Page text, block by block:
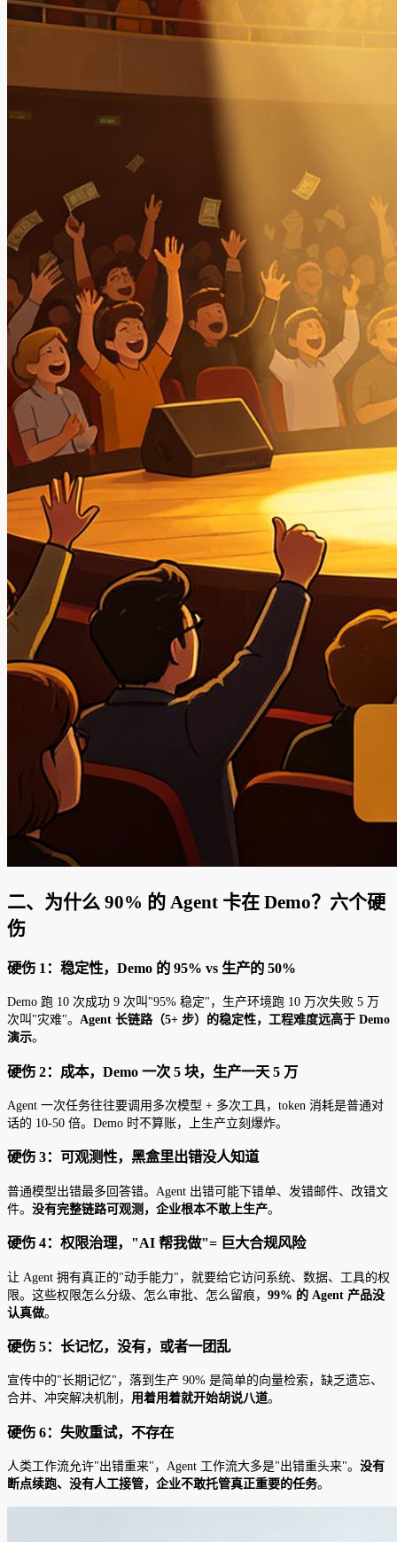
二、为什么 90% 的 Agent 卡在 Demo？六个硬
伤
硬伤 1：稳定性，Demo 的 95% vs 生产的 50%
Demo 跑 10 次成功 9 次叫"95% 稳定"，生产环境跑 10 万次失败 5 万
次叫"灾难"。 Agent 长链路（5+ 步）的稳定性，工程难度远高于 Demo
演示。
硬伤 2：成本，Demo 一次 5 块，生产一天 5 万
Agent 一次任务往往要调用多次模型 + 多次工具，token 消耗是普通对
话的 10-50 倍。Demo 时不算账，上生产立刻爆炸。
硬伤 3：可观测性，黑盒里出错没人知道
普通模型出错最多回答错。Agent 出错可能下错单、发错邮件、改错文
件。 没有完整链路可观测，企业根本不敢上生产。
硬伤 4：权限治理，"AI 帮我做"= 巨大合规风险
让 Agent 拥有真正的"动手能力"，就要给它访问系统、数据、工具的权
限。这些权限怎么分级、怎么审批、怎么留痕， 99% 的 Agent 产品没
认真做。
硬伤 5：长记忆，没有，或者一团乱
宣传中的"长期记忆"，落到生产 90% 是简单的向量检索，缺乏遗忘、
合并、冲突解决机制， 用着用着就开始胡说八道。
硬伤 6：失败重试，不存在
人类工作流允许"出错重来"，Agent 工作流大多是"出错重头来"。 没有
断点续跑、没有人工接管，企业不敢托管真正重要的任务。